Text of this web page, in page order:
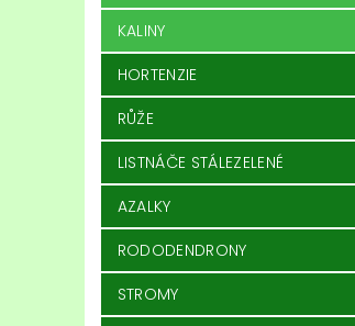
KALINY
HORTENZIE
RŮŽE
LISTNÁČE STÁLEZELENÉ
AZALKY
RODODENDRONY
STROMY